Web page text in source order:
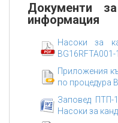
Документи
информация
Насоки за
BG16RFTA001-
Приложения
по процедура
Заповед ПТП-
Насоки за